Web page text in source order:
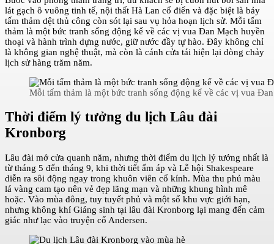
lát gạch ô vuông tinh tế, nội thất Hà Lan cổ điển và đặc biệt là bảy
tấm thảm dệt thủ công còn sót lại sau vụ hỏa hoạn lịch sử. Mỗi tấm
thảm là một bức tranh sống động kể về các vị vua Đan Mạch huyền
thoại và hành trình dựng nước, giữ nước đầy tự hào. Đây không chỉ
là không gian nghệ thuật, mà còn là cánh cửa tái hiện lại dòng chảy
lịch sử hàng trăm năm.
Mỗi tấm thảm là một bức tranh sống động kể về các vị vua
Thời điểm lý tưởng du lịch Lâu đài
Kronborg
Lâu đài mở cửa quanh năm, nhưng thời điểm du lịch lý tưởng nhất là
từ tháng 5 đến tháng 9, khi thời tiết ấm áp và Lễ hội Shakespeare
diễn ra sôi động ngay trong khuôn viên cổ kính. Mùa thu phủ màu
lá vàng cam tạo nên vẻ đẹp lãng mạn và những khung hình mê
hoặc. Vào mùa đông, tuy tuyết phủ và một số khu vực giới hạn,
nhưng không khí Giáng sinh tại lâu đài Kronborg lại mang đến cảm
giác như lạc vào truyện cổ Andersen.